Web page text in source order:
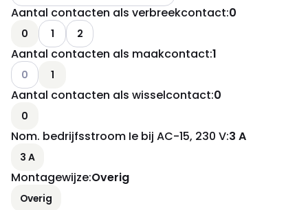
Aantal contacten als verbreekcontact:0
0 1 2
Aantal contacten als maakcontact:1
Andere varianten (Huidige combinatie niet mogelijk)
0 1
Aantal contacten als wisselcontact:0
0
Nom. bedrijfsstroom Ie bij AC-15, 230 V:3 A
3 A
Montagewijze:Overig
Overig